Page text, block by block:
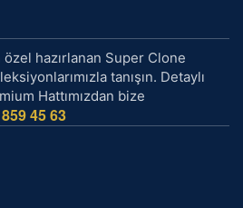
hazırlanan Super Clone
tanışın. Detaylı
Hattımızdan bize
45 63